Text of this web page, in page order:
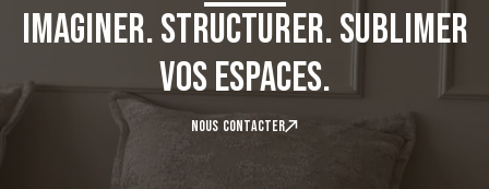
Imaginer. Structurer. Sublimer
vos espaces.
NOUS CONTACTER